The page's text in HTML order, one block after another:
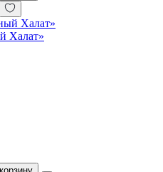
Халат»